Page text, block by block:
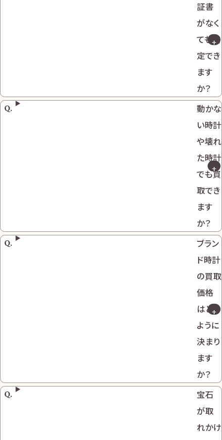
証書
がなく
ても査
定でき
ます
か？
動かな
い時計
や壊れ
た時計
でも買
取でき
ます
か？
ブラン
ド時計
の買取
価格
はどの
ように
決まり
ます
か？
宝石
が取
れかけ